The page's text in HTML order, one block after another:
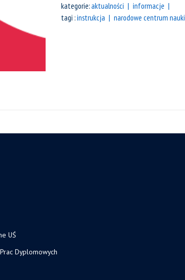
kategorie:aktualności
informacje
tagi :instrukcja narodowe centrum nauki
UŚ
Dyplomowych